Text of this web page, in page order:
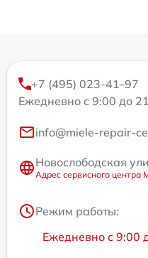
+7 (495) 023-41-97
Ежедневно с 9:00 до
info@miele-repair-
Новослободская
Адрес сервисного центра
Режим работы:
Ежедневно с 9:00